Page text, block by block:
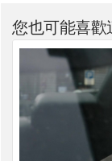
您也可能喜歡